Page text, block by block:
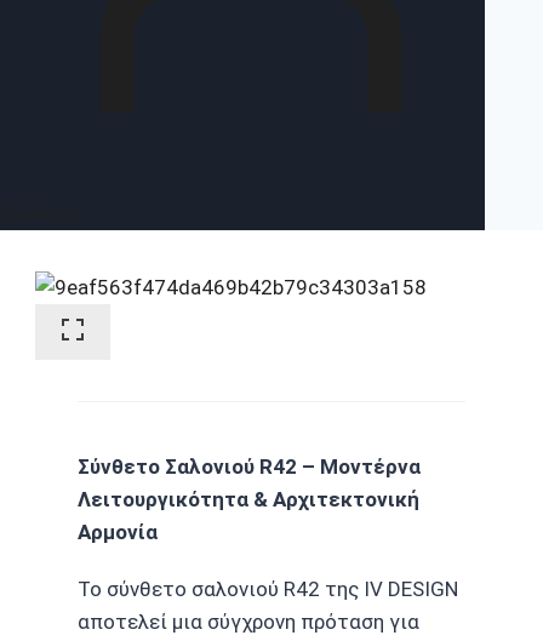
Σύνθετο Σαλονιού R42 – Μοντέρνα
Λειτουργικότητα & Αρχιτεκτονική
Αρμονία
Το σύνθετο σαλονιού R42 της IV DESIGN
αποτελεί μια σύγχρονη πρόταση για